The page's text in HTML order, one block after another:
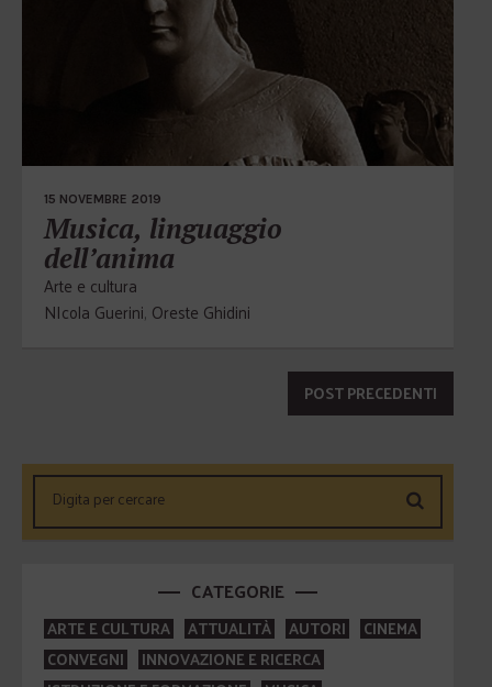
15 NOVEMBRE 2019
Musica, linguaggio
dell’anima
Arte e cultura
NIcola Guerini, Oreste Ghidini
POST PRECEDENTI
CATEGORIE
ARTE E CULTURA ATTUALITÀ AUTORI
CINEMA
CONVEGNI
INNOVAZIONE E RICERCA